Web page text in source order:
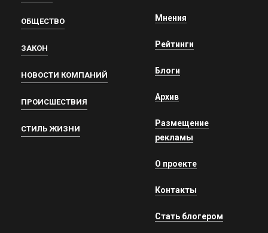
ОБЩЕСТВО
ЗАКОН
НОВОСТИ КОМПАНИЙ
ПРОИСШЕСТВИЯ
СТИЛЬ ЖИЗНИ
Мнения
Рейтинги
Блоги
Архив
Размещение
рекламы
О проекте
Контакты
Стать блогером